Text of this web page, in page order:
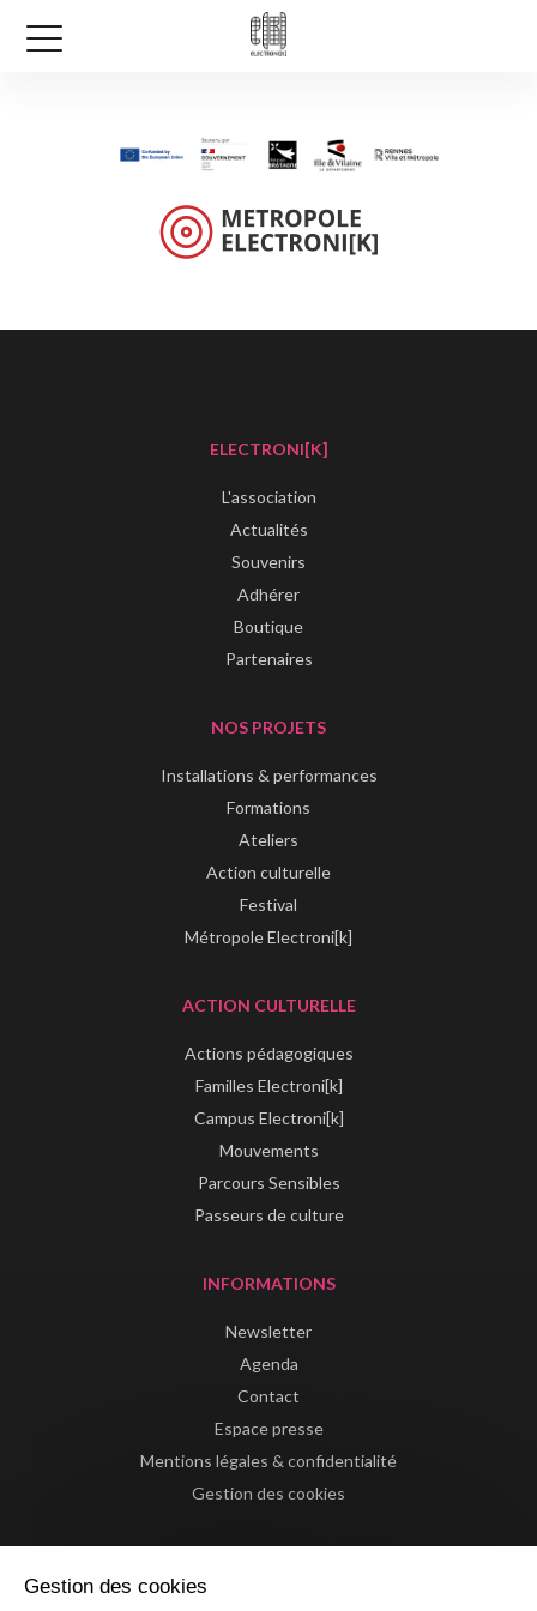
ELECTRONI[K]
L'association
Actualités
Souvenirs
Adhérer
Boutique
Partenaires
NOS PROJETS
Installations & performances
Formations
Ateliers
Action culturelle
Festival
Métropole Electroni[k]
ACTION CULTURELLE
Actions pédagogiques
Familles Electroni[k]
Campus Electroni[k]
Mouvements
Parcours Sensibles
Passeurs de culture
INFORMATIONS
Newsletter
Agenda
Contact
Espace presse
Mentions légales & confidentialité
Gestion des cookies
Gestion des cookies